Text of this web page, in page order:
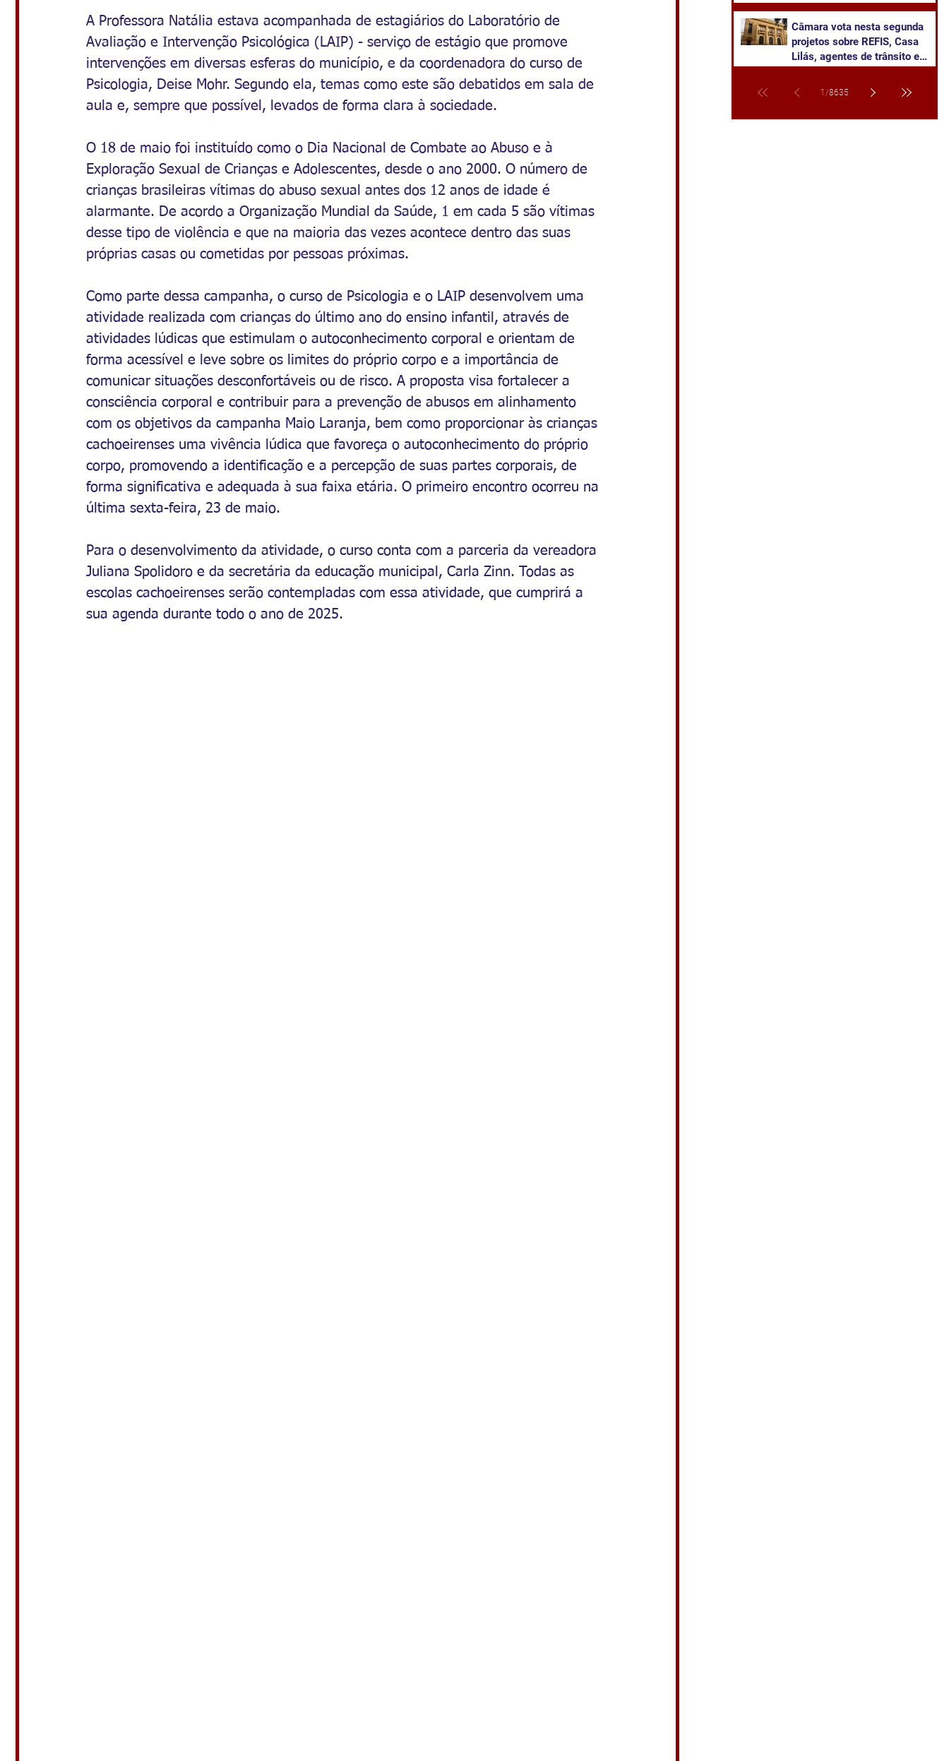
A Professora Natália estava acompanhada de estagiários do Laboratório de
Avaliação e Intervenção Psicológica (LAIP) - serviço de estágio que promove
intervenções em diversas esferas do município, e da coordenadora do curso de
Psicologia, Deise Mohr. Segundo ela, temas como este são debatidos em sala de
aula e, sempre que possível, levados de forma clara à sociedade.
O 18 de maio foi instituído como o Dia Nacional de Combate ao Abuso e à
Exploração Sexual de Crianças e Adolescentes, desde o ano 2000. O número de
crianças brasileiras vítimas do abuso sexual antes dos 12 anos de idade é
alarmante. De acordo a Organização Mundial da Saúde, 1 em cada 5 são vítimas
desse tipo de violência e que na maioria das vezes acontece dentro das suas
próprias casas ou cometidas por pessoas próximas.
Como parte dessa campanha, o curso de Psicologia e o LAIP desenvolvem uma
atividade realizada com crianças do último ano do ensino infantil, através de
atividades lúdicas que estimulam o autoconhecimento corporal e orientam de
forma acessível e leve sobre os limites do próprio corpo e a importância de
comunicar situações desconfortáveis ou de risco. A proposta visa fortalecer a
consciência corporal e contribuir para a prevenção de abusos em alinhamento
com os objetivos da campanha Maio Laranja, bem como proporcionar às crianças
cachoeirenses uma vivência lúdica que favoreça o autoconhecimento do próprio
corpo, promovendo a identificação e a percepção de suas partes corporais, de
forma significativa e adequada à sua faixa etária. O primeiro encontro ocorreu na
última sexta-feira, 23 de maio.
Para o desenvolvimento da atividade, o curso conta com a parceria da vereadora
Juliana Spolidoro e da secretária da educação municipal, Carla Zinn. Todas as
escolas cachoeirenses serão contempladas com essa atividade, que cumprirá a
sua agenda durante todo o ano de 2025.
Câmara vota nesta segunda
projetos sobre REFIS, Casa
Lilás, agentes de trânsito e
1 /8635